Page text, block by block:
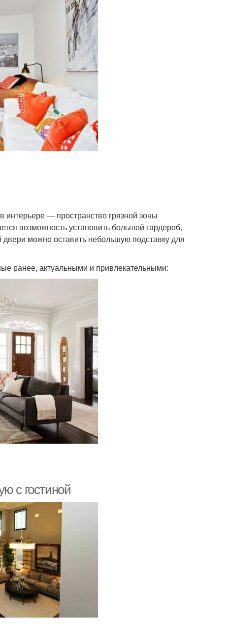
интерьере — пространство грязной зоны
возможность установить большой гардероб,
можно оставить небольшую подставку для
ранее, актуальными и привлекательными:
с гостиной